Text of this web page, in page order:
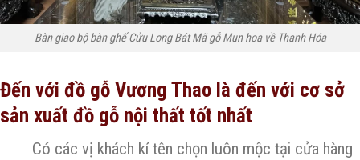
Bàn giao bộ bàn ghế Cửu Long Bát Mã gỗ Mun hoa về Thanh Hóa
Đến với đồ gỗ Vương Thao là đến với cơ sở
sản xuất đồ gỗ nội thất tốt nhất
Có các vị khách kí tên chọn luôn mộc tại cửa hàng